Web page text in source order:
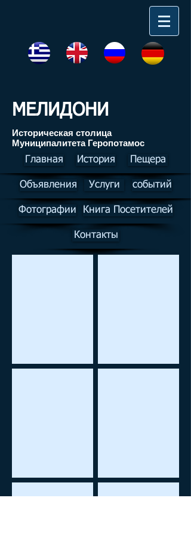
МЕЛИДОНИ
Историческая столица
Муниципалитета Геропотамос
Главная
История Пещера
Объявления
Фотографии
Услуги событий
Книга Посетителей
Контакты